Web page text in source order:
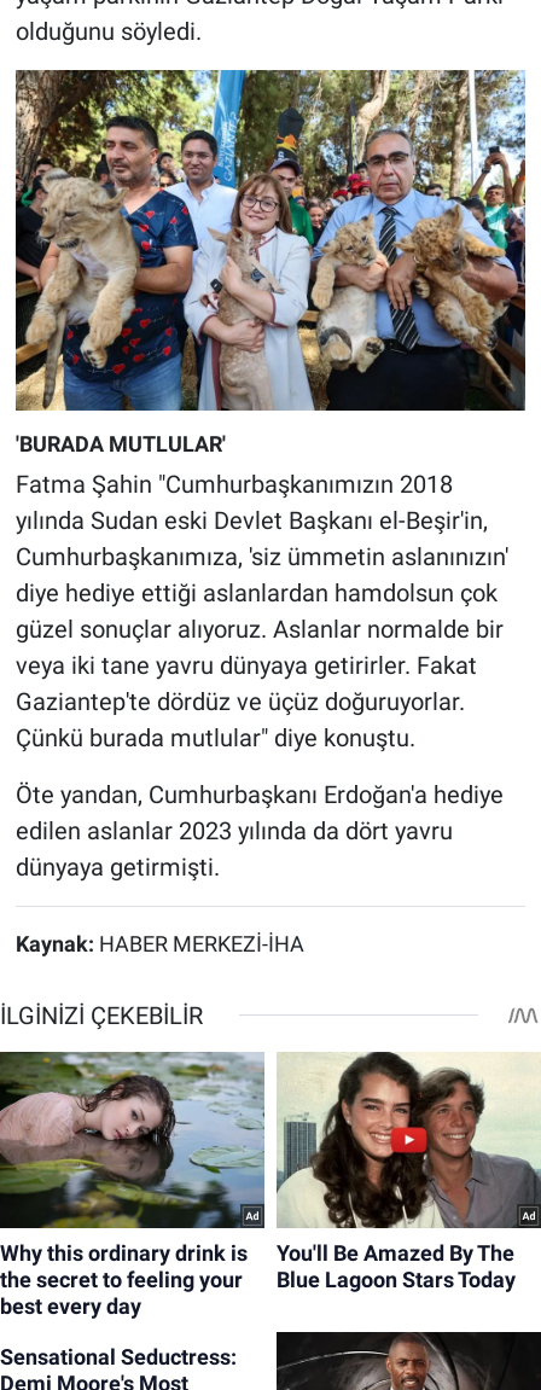
olduğunu söyledi.
'BURADA MUTLULAR'
Fatma Şahin "Cumhurbaşkanımızın 2018
yılında Sudan eski Devlet Başkanı el-Beşir'in,
Cumhurbaşkanımıza, 'siz ümmetin aslanınızın'
diye hediye ettiği aslanlardan hamdolsun çok
güzel sonuçlar alıyoruz. Aslanlar normalde bir
veya iki tane yavru dünyaya getirirler. Fakat
Gaziantep'te dördüz ve üçüz doğuruyorlar.
Çünkü burada mutlular" diye konuştu.
Öte yandan, Cumhurbaşkanı Erdoğan'a hediye
edilen aslanlar 2023 yılında da dört yavru
dünyaya getirmişti.
Kaynak: HABER MERKEZİ-İHA